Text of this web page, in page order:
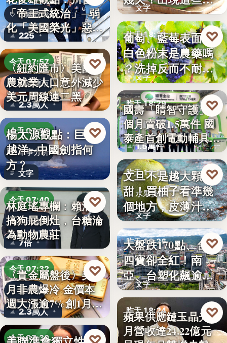
美國政治
225
「帝王式統治」─弱
化「美國榮光」惡化
「民…
今天 07:57
財經匯市
2.3萬人
〈紐約匯市〉美國非
農就業人口意外減少
美元周線連二黑
♡
今天 07:50
軍事分析
文字
楊太源觀點：巨浪
越洋─中國劍指何
方﹖
♡
今天 07:40
政治食安
7倍
林庭瑤專欄：賴清德
搞狗屁倒灶，台糖淪
為動物農莊
♡
今天 07:32
貴金屬
2.3萬人
〈貴金屬盤後〉美7
月非農爆冷 金價本
週大漲逾7%創1月
來…
♡
今天 07:30
文字
況別再吃
昨天 18:29
食物知識
文字
葡萄、藍莓表面的
白色粉末是農藥嗎
？洗掉反而不耐
放，「白霜…
♡
昨天 18:29
高齡金融
1.5萬件
國壽「睛智守護」3
個月賣破1.5萬件 國
泰產首創電動輔具…
♡
昨天 18:27
水果挑選
文字
文旦不是越大顆越
甜！買柚子看準幾
個地方，皮薄汁多
不踩雷
♡
昨天 18:26
台股焦點
文字
大盤跌170點、台塑
四寶卻全紅！南
亞、台塑化飆逾
5%，背…
♡
昨天 18:24
財經焦點
蘋果供應鏈玉晶光7
月營收達24.22億元
♡